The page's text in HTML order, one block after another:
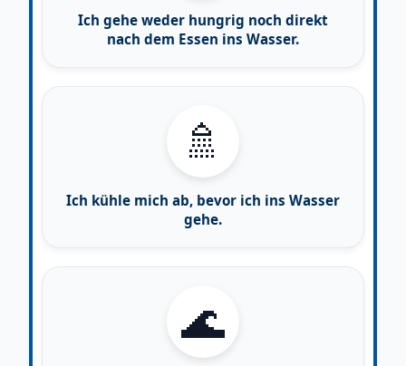
Ich gehe weder hungrig noch direkt
nach dem Essen ins Wasser.
🚿
Ich kühle mich ab, bevor ich ins Wasser
gehe.
🌊